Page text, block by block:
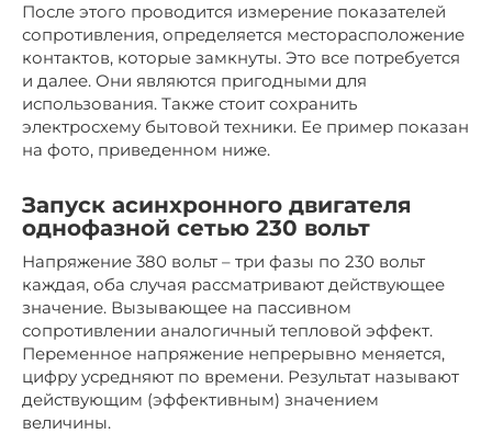
После этого проводится измерение показателей
сопротивления, определяется месторасположение
контактов, которые замкнуты. Это все потребуется
и далее. Они являются пригодными для
использования. Также стоит сохранить
электросхему бытовой техники. Ее пример показан
на фото, приведенном ниже.
Запуск асинхронного двигателя
однофазной сетью 230 вольт
Напряжение 380 вольт – три фазы по 230 вольт
каждая, оба случая рассматривают действующее
значение. Вызывающее на пассивном
сопротивлении аналогичный тепловой эффект.
Переменное напряжение непрерывно меняется,
цифру усредняют по времени. Результат называют
действующим (эффективным) значением
величины.